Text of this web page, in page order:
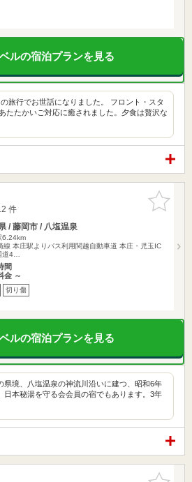
ルの宿泊プランを見る
旅行でお世話になりました。 フロント・スタ
たたかいご対応に癒されました。夕食は贅沢な
お気に入
りに追加
件
/ 藤岡市 / 八塩温泉
6.24km
線 本庄駅よりバス利用関越自動車道 本庄・児玉IC
道4…
間
金 ～
切り傷
ルの宿泊プランを見る
県境、八塩温泉の神流川沿いに建つ、昭和6年
日本秘湯を守る会会員の宿でもあります。3年
お気に入